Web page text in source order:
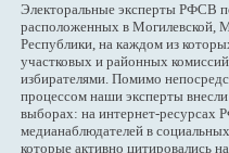
Электоральные эксперты РФСВ
расположенных в Могилевской,
Республики, на каждом из
участковых и районных
избирателями. Помимо
процессом наши эксперты
выборах: на интернет-ресурсах
медианаблюдателей в
которые активно цитировались